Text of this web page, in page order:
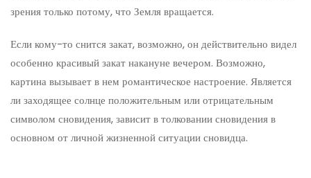
зрения только потому, что Земля вращается.
Если кому-то снится закат, возможно, он действительно видел
особенно красивый закат накануне вечером. Возможно,
картина вызывает в нем романтическое настроение. Является
ли заходящее солнце положительным или отрицательным
символом сновидения, зависит в толковании сновидения в
основном от личной жизненной ситуации сновидца.